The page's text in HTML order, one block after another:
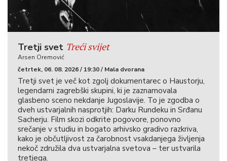
Tretji svet Treći svijet
Arsen Oremović
četrtek, 06. 08. 2026 / 19:30 / Mala dvorana
Tretji svet je več kot zgolj dokumentarec o Haustorju,
legendarni zagrebški skupini, ki je zaznamovala
glasbeno sceno nekdanje Jugoslavije. To je zgodba o
dveh ustvarjalnih nasprotjih: Darku Rundeku in Srđanu
Sacherju. Film skozi odkrite pogovore, ponovno
srečanje v studiu in bogato arhivsko gradivo razkriva,
kako je občutljivost za čarobnost vsakdanjega življenja
nekoč združila dva ustvarjalna svetova – ter ustvarila
tretjega.